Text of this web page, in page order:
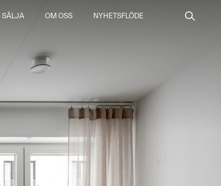
SÄLJA OM OSS NYHETSFLÖDE